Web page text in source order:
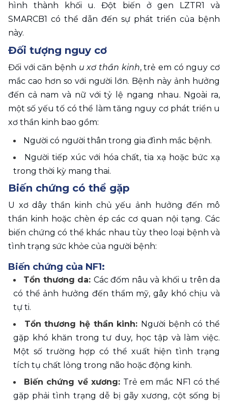
hình thành khối u. Đột biến ở gen LZTR1 và
SMARCB1 có thể dẫn đến sự phát triển của bệnh
này.
Đối tượng nguy cơ
Đối với căn bệnh u xơ thần kinh, trẻ em có nguy cơ
mắc cao hơn so với người lớn. Bệnh này ảnh hưởng
đến cả nam và nữ với tỷ lệ ngang nhau. Ngoài ra,
một số yếu tố có thể làm tăng nguy cơ phát triển u
xơ thần kinh bao gồm:
Người có người thân trong gia đình mắc bệnh.
Người tiếp xúc với hóa chất, tia xạ hoặc bức xạ
trong thời kỳ mang thai.
Biến chứng có thể gặp
U xơ dây thần kinh chủ yếu ảnh hưởng đến mô
thần kinh hoặc chèn ép các cơ quan nội tạng. Các
biến chứng có thể khác nhau tùy theo loại bệnh và
tình trạng sức khỏe của người bệnh:
Biến chứng của NF1:
Tổn thương da: Các đốm nâu và khối u trên da
có thể ảnh hưởng đến thẩm mỹ, gây khó chịu và
tự ti.
Tổn thương hệ thần kinh: Người bệnh có thể
gặp khó khăn trong tư duy, học tập và làm việc.
Một số trường hợp có thể xuất hiện tình trạng
tích tụ chất lỏng trong não hoặc động kinh.
Biến chứng về xương: Trẻ em mắc NF1 có thể
gặp phải tình trạng dễ bị gãy xương, cột sống bị